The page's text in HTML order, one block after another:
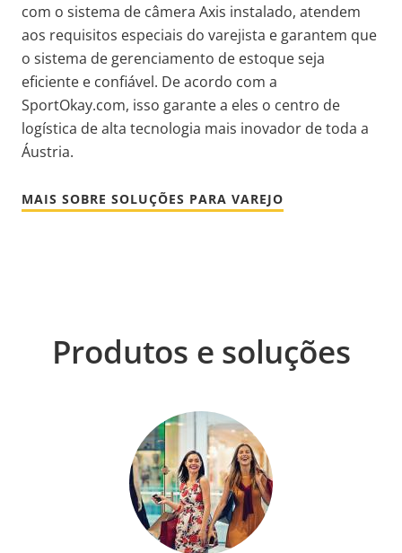
com o sistema de câmera Axis instalado, atendem
aos requisitos especiais do varejista e garantem que
o sistema de gerenciamento de estoque seja
eficiente e confiável. De acordo com a
SportOkay.com, isso garante a eles o centro de
logística de alta tecnologia mais inovador de toda a
Áustria.
MAIS SOBRE SOLUÇÕES PARA VAREJO
Produtos e soluções